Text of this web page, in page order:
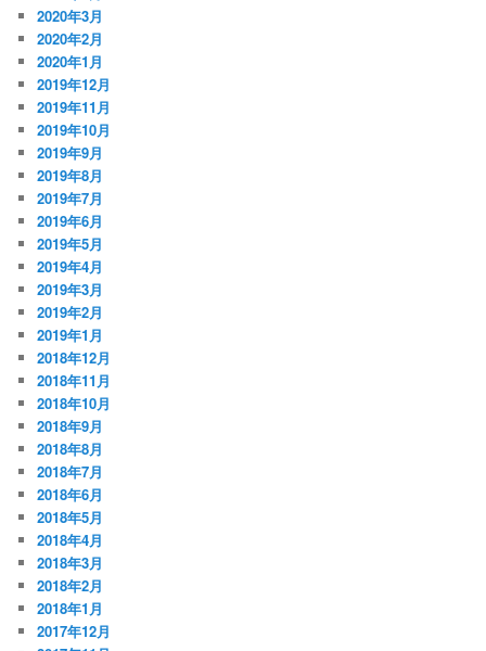
2020年3月
2020年2月
2020年1月
2019年12月
2019年11月
2019年10月
2019年9月
2019年8月
2019年7月
2019年6月
2019年5月
2019年4月
2019年3月
2019年2月
2019年1月
2018年12月
2018年11月
2018年10月
2018年9月
2018年8月
2018年7月
2018年6月
2018年5月
2018年4月
2018年3月
2018年2月
2018年1月
2017年12月